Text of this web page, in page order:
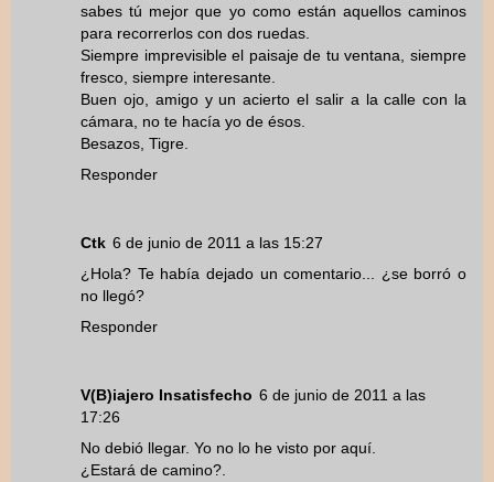
sabes tú mejor que yo como están aquellos caminos
para recorrerlos con dos ruedas.
Siempre imprevisible el paisaje de tu ventana, siempre
fresco, siempre interesante.
Buen ojo, amigo y un acierto el salir a la calle con la
cámara, no te hacía yo de ésos.
Besazos, Tigre.
Responder
Ctk 6 de junio de 2011 a las 15:27
¿Hola? Te había dejado un comentario... ¿se borró o
no llegó?
Responder
V(B)iajero Insatisfecho 6 de junio de 2011 a las
17:26
No debió llegar. Yo no lo he visto por aquí.
¿Estará de camino?.